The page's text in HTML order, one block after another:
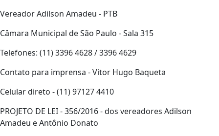
Vereador Adilson Amadeu - PTB
Câmara Municipal de São Paulo - Sala 315
Telefones: (11) 3396 4628 / 3396 4629
Contato para imprensa - Vitor Hugo Baqueta
Celular direto - (11) 97127 4410
PROJETO DE LEI - 356/2016 - dos vereadores Adilson
Amadeu e Antônio Donato